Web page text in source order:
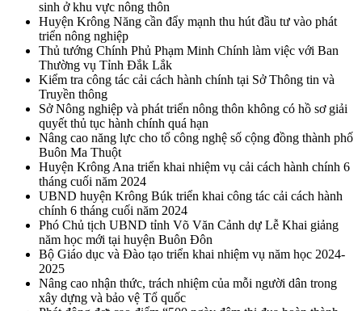
sinh ở khu vực nông thôn
Huyện Krông Năng cần đẩy mạnh thu hút đầu tư vào phát
triển nông nghiệp
Thủ tướng Chính Phủ Phạm Minh Chính làm việc với Ban
Thường vụ Tỉnh Đắk Lắk
Kiểm tra công tác cải cách hành chính tại Sở Thông tin và
Truyền thông
Sở Nông nghiệp và phát triển nông thôn không có hồ sơ giải
quyết thủ tục hành chính quá hạn
Nâng cao năng lực cho tổ công nghệ số cộng đồng thành phố
Buôn Ma Thuột
Huyện Krông Ana triển khai nhiệm vụ cải cách hành chính 6
tháng cuối năm 2024
UBND huyện Krông Búk triển khai công tác cải cách hành
chính 6 tháng cuối năm 2024
Phó Chủ tịch UBND tỉnh Võ Văn Cảnh dự Lễ Khai giảng
năm học mới tại huyện Buôn Đôn
Bộ Giáo dục và Đào tạo triển khai nhiệm vụ năm học 2024-
2025
Nâng cao nhận thức, trách nhiệm của mỗi người dân trong
xây dựng và bảo vệ Tổ quốc